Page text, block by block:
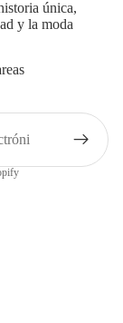
única,
y la moda